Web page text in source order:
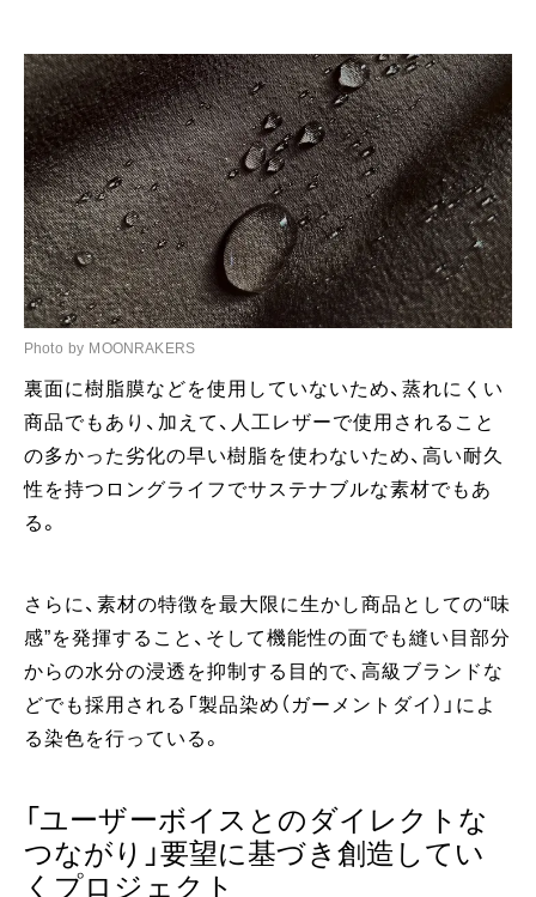
Photo by MOONRAKERS
裏面に樹脂膜などを使用していないため、蒸れにくい
商品でもあり、加えて、人工レザーで使用されること
の多かった劣化の早い樹脂を使わないため、高い耐久
性を持つロングライフでサステナブルな素材でもあ
る。
さらに、素材の特徴を最大限に生かし商品としての“味
感”を発揮すること、そして機能性の面でも縫い目部分
からの水分の浸透を抑制する目的で、高級ブランドな
どでも採用される「製品染め（ガーメントダイ）」によ
る染色を行っている。
「ユーザーボイスとのダイレクトな
つながり」要望に基づき創造してい
くプロジェクト